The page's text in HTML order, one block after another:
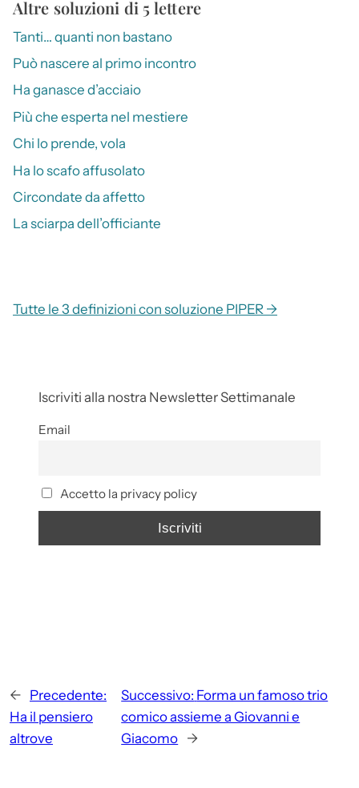
Altre soluzioni di 5 lettere
Tanti… quanti non bastano
Può nascere al primo incontro
Ha ganasce d’acciaio
Più che esperta nel mestiere
Chi lo prende, vola
Ha lo scafo affusolato
Circondate da affetto
La sciarpa dell’officiante
Tutte le 3 definizioni con soluzione PIPER →
Iscriviti alla nostra Newsletter Settimanale
Email
Accetto la privacy policy
← Precedente:
Ha il pensiero
altrove
Successivo: Forma un famoso trio
comico assieme a Giovanni e
Giacomo →